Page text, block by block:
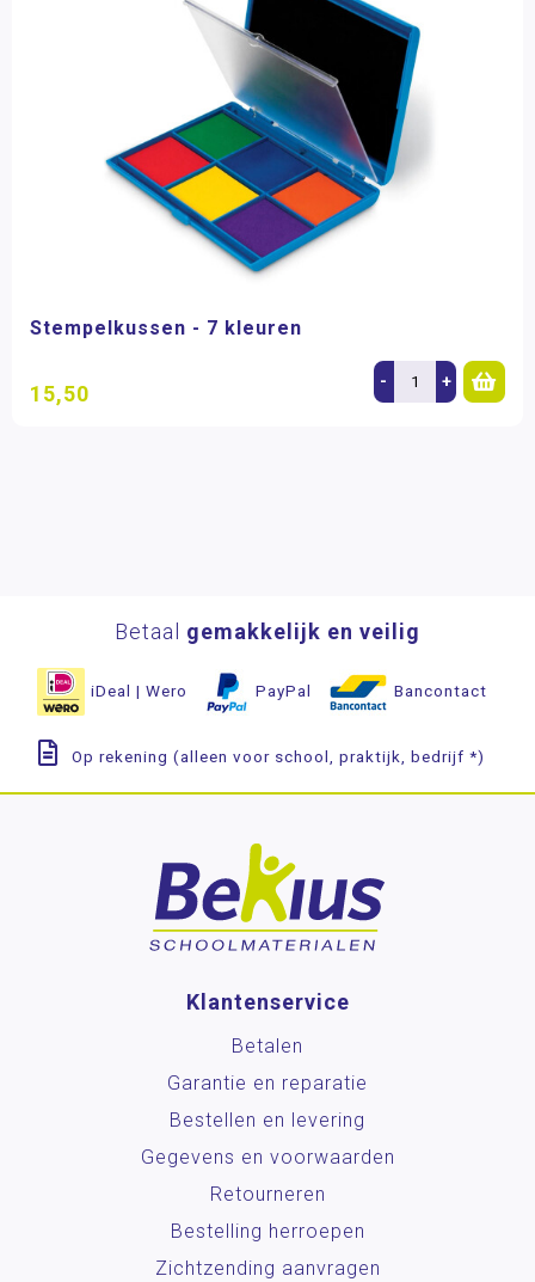
Stempelkussen - 7 kleuren
15,50 - +
Betaal gemakkelijk en veilig
iDeal | Wero PayPal Bancontact
Op rekening (alleen voor school, praktijk, bedrijf *)
Klantenservice
Betalen
Garantie en reparatie
Bestellen en levering
Gegevens en voorwaarden
Retourneren
Bestelling herroepen
Zichtzending aanvragen